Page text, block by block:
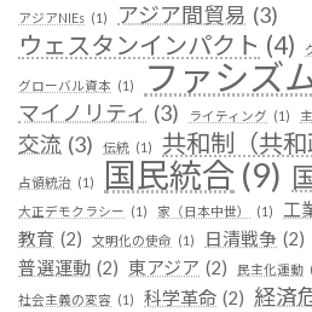
アジアNIEs (1) アジア間貿易 (3)
ウェスタンインパクト (4)
グローバル資本 (1) ファシズ
マイノリティ (3) ライティング (1)
交流 (3) 伝統 (1) 共和制（共和
占領統治 (1) 国民統合 (9)
大正デモクラシー (1) 家（日本中世） (1) 工
教育 (2) 文明化の使命 (1) 日清戦争 (2)
普選運動 (2) 東アジア (2) 民主化運動
社会主義の変容 (1) 科学革命 (2) 経済